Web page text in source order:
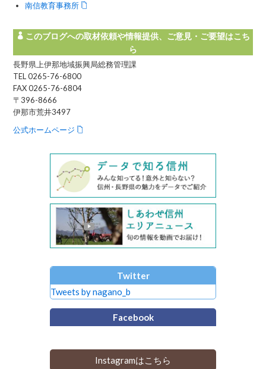
南信教育事務所
このブログへの取材依頼や情報提供、ご意見・ご要望はこち
ら
長野県上伊那地域振興局総務管理課
TEL 0265-76-6800
FAX 0265-76-6804
〒396-8666
伊那市荒井3497
公式ホームページ
Twitter
Tweets by nagano_b
Facebook
Instagramはこちら